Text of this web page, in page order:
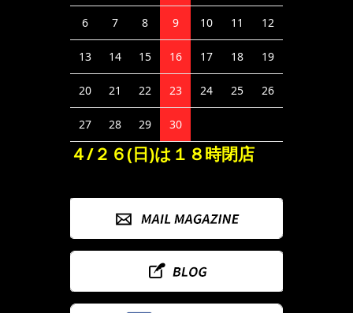
6 7 8 9 10 11 12
13 14 15 16 17 18 19
20 21 22 23 24 25 26
27 28 29 30
４/２６(日)は１８時閉店